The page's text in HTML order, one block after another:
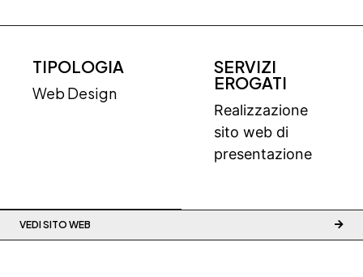
TIPOLOGIA
Web Design
SERVIZI
EROGATI
Realizzazione
sito web di
presentazione
VEDI SITO WEB